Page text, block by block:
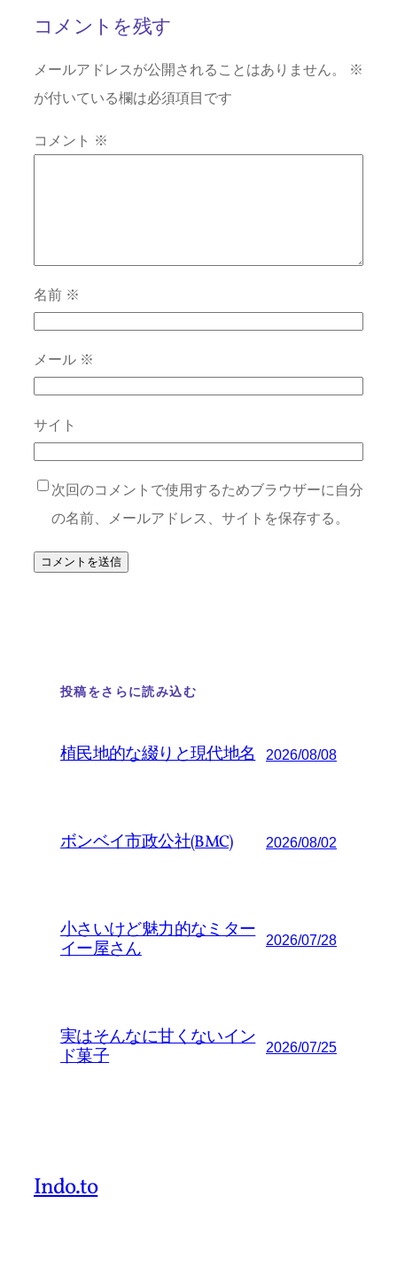
コメントを残す
メールアドレスが公開されることはありません。
※
が付いている欄は必須項目です
コメント ※
名前 ※
メール ※
サイト
次回のコメントで使用するためブラウザーに自分
の名前、メールアドレス、サイトを保存する。
投稿をさらに読み込む
植民地的な綴りと現代地名 2026/08/08
ボンベイ市政公社(BMC) 2026/08/02
小さいけど魅力的なミター
イー屋さん
2026/07/28
実はそんなに甘くないイン
ド菓子
2026/07/25
Indo.to